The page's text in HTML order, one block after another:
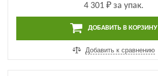
4 301 ₽ за упак.
ДОБАВИТЬ В КОРЗИНУ
Добавить к сравнению